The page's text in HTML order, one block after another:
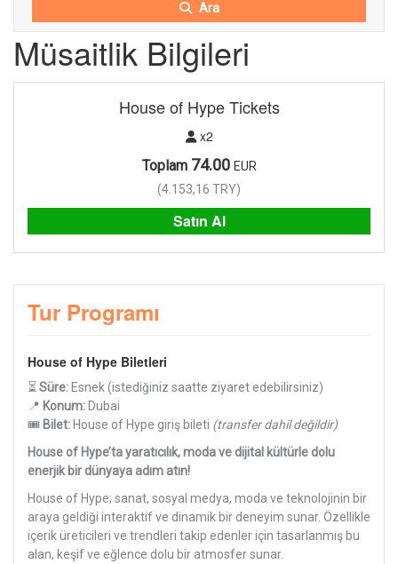
Ara
Müsaitlik Bilgileri
House of Hype Tickets
x2
Toplam 74.00 EUR
(4.153,16 TRY)
Satın Al
Tur Programı
House of Hype Biletleri
⏳ Süre: Esnek (istediğiniz saatte ziyaret edebilirsiniz)
📍 Konum: Dubai
🎟 Bilet: House of Hype giriş bileti (transfer dahil değildir)
House of Hype’ta yaratıcılık, moda ve dijital kültürle dolu
enerjik bir dünyaya adım atın!
House of Hype; sanat, sosyal medya, moda ve teknolojinin bir
araya geldiği interaktif ve dinamik bir deneyim sunar. Özellikle
içerik üreticileri ve trendleri takip edenler için tasarlanmış bu
alan, keşif ve eğlence dolu bir atmosfer sunar.